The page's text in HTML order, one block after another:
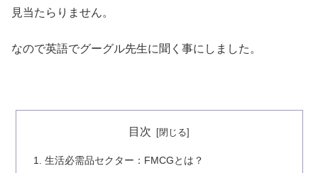
見当たらりません。
なので英語でグーグル先生に聞く事にしました。
目次
生活必需品セクター：FMCGとは？